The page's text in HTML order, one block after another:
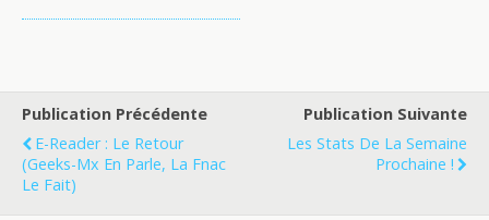
Publication Précédente
E-Reader : Le Retour
(geeks-Mx En Parle, La Fnac
Le Fait)
Publication Suivante
Les Stats De La Semaine
Prochaine !